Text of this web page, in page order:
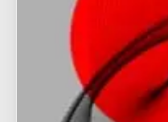
個性豊かな表情に興味津々
『どんな かお？』 作 べかたろう
------------------------- どんな
https://www.kadokawa.co.jp/product/
Instagram https://
-----------------------------------